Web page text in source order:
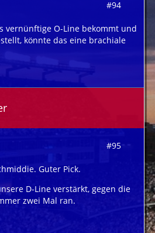
#94
vernünftige O-Line bekommt und
könnte das eine brachiale
#95
Guter Pick.
D-Line verstärkt, gegen die
zwei Mal ran.